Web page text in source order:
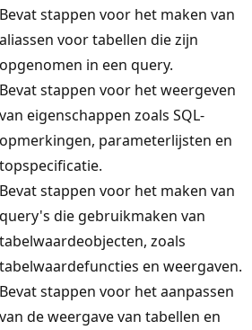
Bevat stappen voor het maken van
aliassen voor tabellen die zijn
opgenomen in een query.
Bevat stappen voor het weergeven
van eigenschappen zoals SQL-
opmerkingen, parameterlijsten en
topspecificatie.
Bevat stappen voor het maken van
query's die gebruikmaken van
tabelwaardeobjecten, zoals
tabelwaardefuncties en weergaven.
Bevat stappen voor het aanpassen
van de weergave van tabellen en